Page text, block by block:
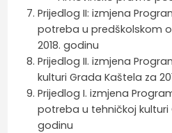
Prijedlog II: izmjena
potreba u predškolskom
2018. godinu
Prijedlog II. izmjena
kulturi Grada Kaštela za
Prijedlog I. izmjena
potreba u tehničkoj kulturi
godinu